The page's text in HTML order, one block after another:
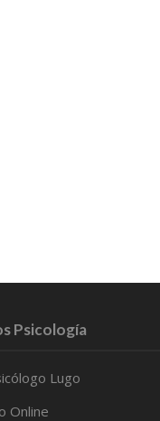
Psicología
Lugo
Online